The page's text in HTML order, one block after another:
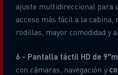
ajuste multidireccional para
acceso más fácil a la cabina,
rodillas, mayor comodidad y
6 - Pantalla táctil HD de
con cámaras, navegación y